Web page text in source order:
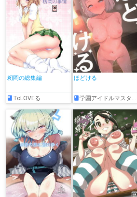
籾岡の総集編
ToLOVEる
ほどける
学園アイドルマスター